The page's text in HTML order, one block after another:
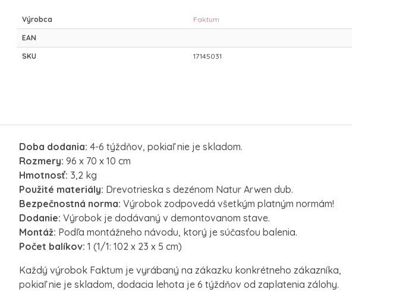
Výrobca Faktum
EAN
SKU 17145031
Doba dodania: 4-6 týždňov, pokiaľ nie je skladom.
Rozmery: 96 x 70 x 10 cm
Hmotnosť: 3,2 kg
Použité materiály: Drevotrieska s dezénom Natur Arwen dub.
Bezpečnostná norma: Výrobok zodpovedá všetkým platným normám!
Dodanie: Výrobok je dodávaný v demontovanom stave.
Montáž: Podľa montážneho návodu, ktorý je súčasťou balenia.
Počet balíkov: 1 (1/1: 102 x 23 x 5 cm)
Každý výrobok Faktum je vyrábaný na zákazku konkrétneho zákazníka,
pokiaľ nie je skladom, dodacia lehota je 6 týždňov od zaplatenia zálohy.